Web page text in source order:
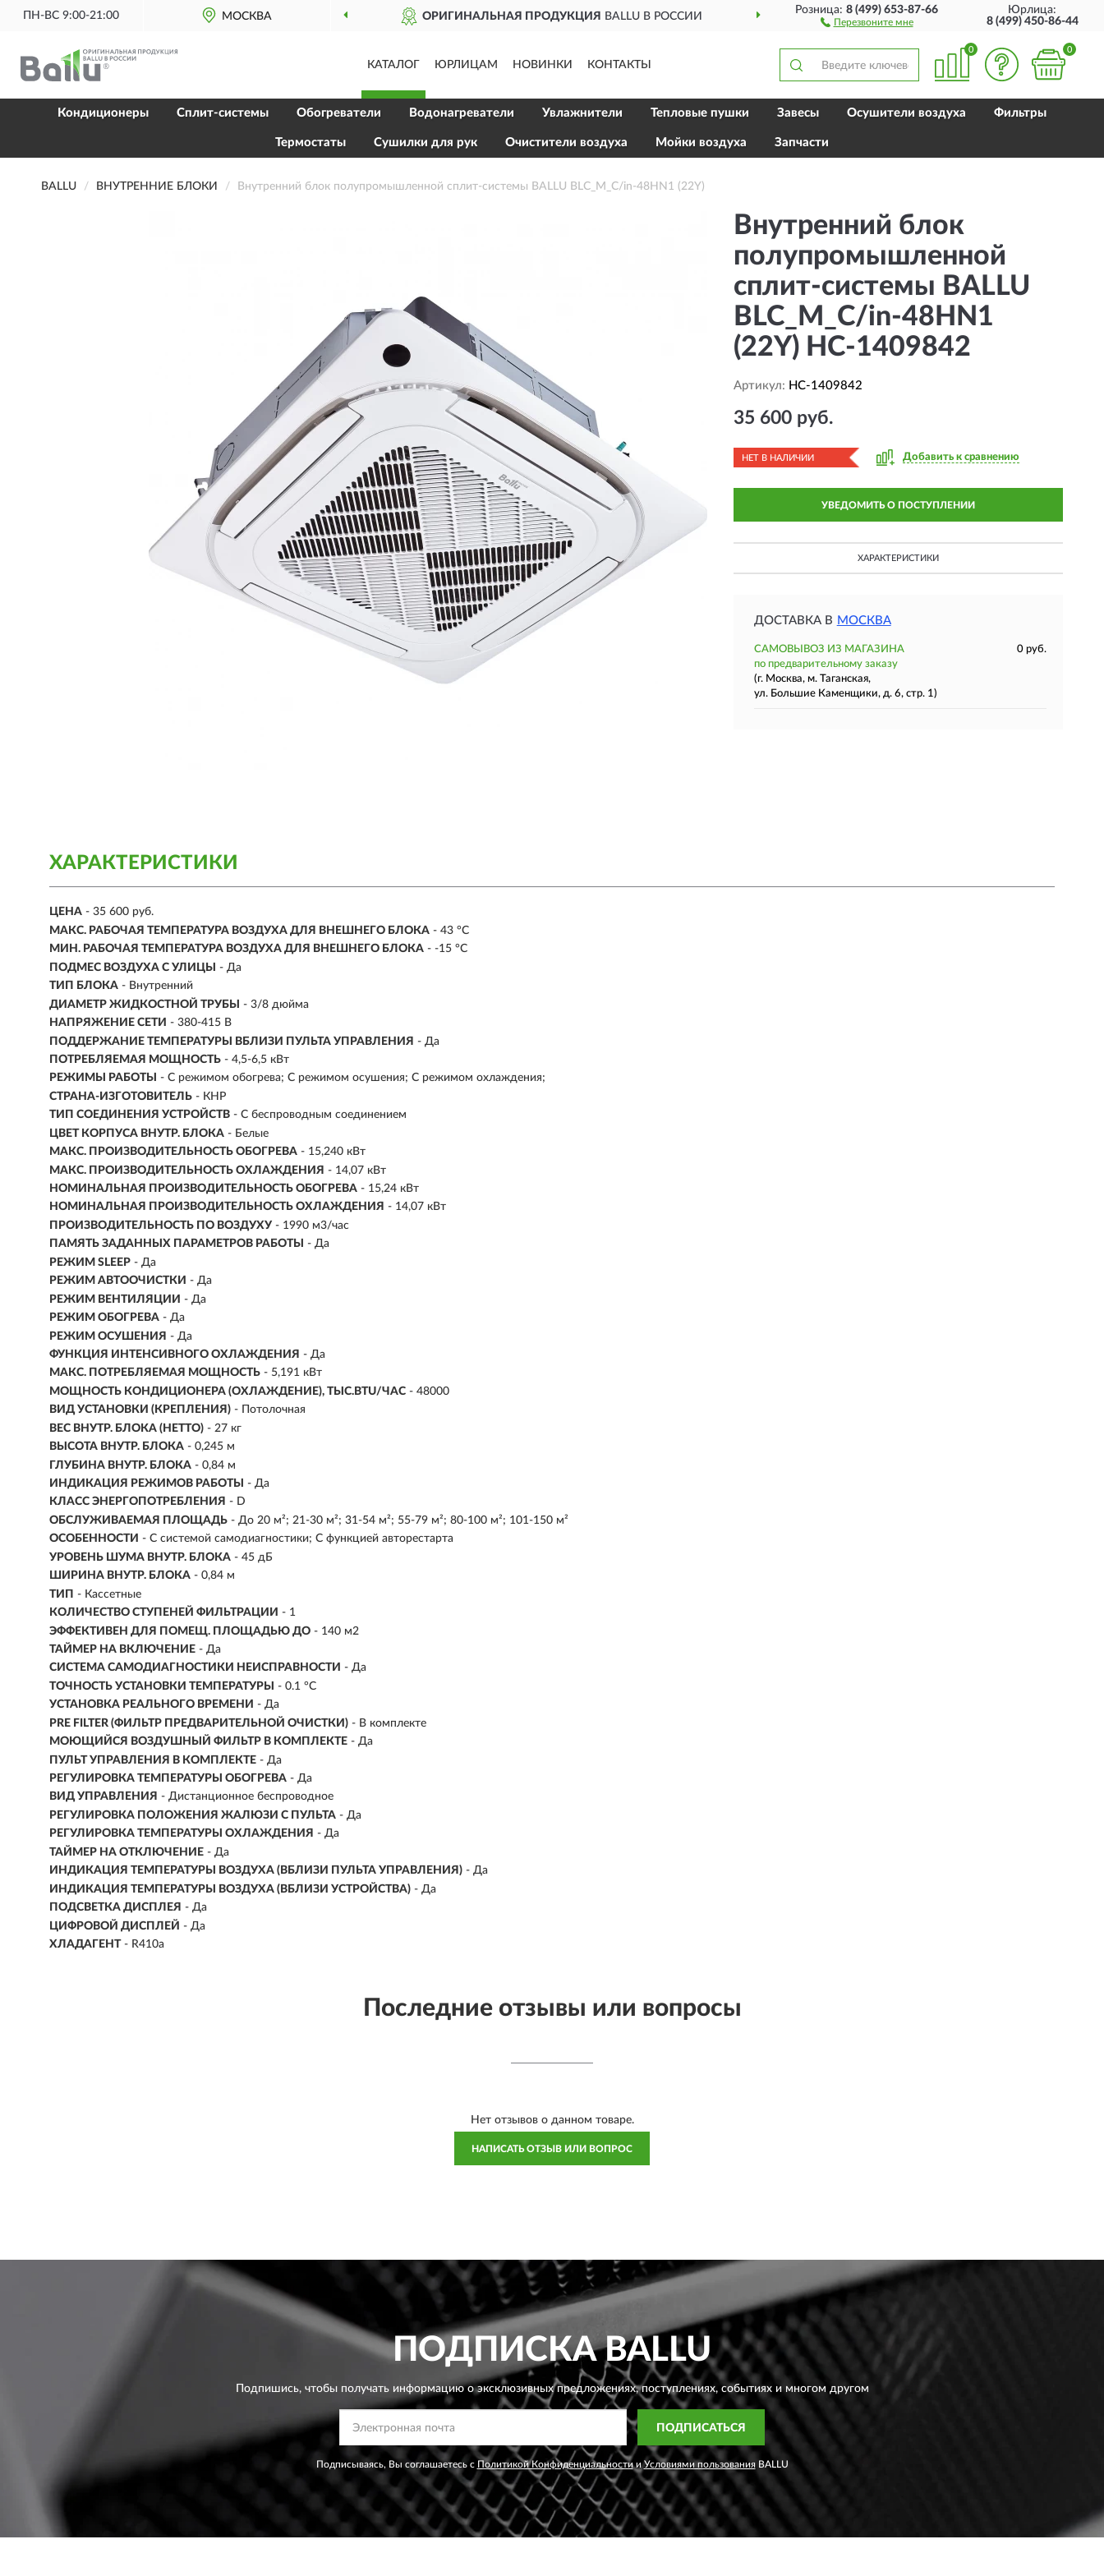
ПН-ВС 9:00-21:00 МОСКВА ОРИГИНАЛЬНАЯ ПРОДУКЦИЯBALLU В РОССИИ ДОСТАВИМ ПО ВСЕЙ РОССИИ
Розница:8 (499) 653-87-66
Перезвоните мне
Юрлица:
8 (499) 450-86-44
КАТАЛОГ ЮРЛИЦАМ НОВИНКИ КОНТАКТЫ
0 0
Кондиционеры Сплит-системы Обогреватели Водонагреватели Увлажнители Тепловые пушки Завесы Осушители воздуха Фильтры
Термостаты Сушилки для рук Очистители воздуха Мойки воздуха Запчасти
BALLU ВНУТРЕННИЕ БЛОКИ Внутренний блок полупромышленной сплит-системы BALLU BLC_M_C/in-48HN1 (22Y)
Внутренний блок
полупромышленной
сплит-системы BALLU
BLC_M_C/in-48HN1
(22Y) HC-1409842
Артикул: HC-1409842
35 600 руб.
НЕТ В НАЛИЧИИ Добавить к сравнению
УВЕДОМИТЬ О ПОСТУПЛЕНИИ
ХАРАКТЕРИСТИКИ
ДОСТАВКА В МОСКВА
САМОВЫВОЗ ИЗ МАГАЗИНА
0 руб.
по предварительному заказу
(г. Москва, м. Таганская,
ул. Большие Каменщики, д. 6, стр. 1)
ХАРАКТЕРИСТИКИ
ЦЕНА - 35 600 руб.
МАКС. РАБОЧАЯ ТЕМПЕРАТУРА ВОЗДУХА ДЛЯ ВНЕШНЕГО БЛОКА - 43 °С
МИН. РАБОЧАЯ ТЕМПЕРАТУРА ВОЗДУХА ДЛЯ ВНЕШНЕГО БЛОКА - -15 °С
ПОДМЕС ВОЗДУХА С УЛИЦЫ
- Да
ТИП БЛОКА - Внутренний
ДИАМЕТР ЖИДКОСТНОЙ ТРУБЫ
- 3/8 дюйма
НАПРЯЖЕНИЕ СЕТИ - 380-415 В
ПОДДЕРЖАНИЕ ТЕМПЕРАТУРЫ ВБЛИЗИ ПУЛЬТА УПРАВЛЕНИЯ - Да
ПОТРЕБЛЯЕМАЯ МОЩНОСТЬ - 4,5-6,5 кВт
РЕЖИМЫ РАБОТЫ
- С режимом обогрева; С режимом осушения; С режимом охлаждения;
СТРАНА-ИЗГОТОВИТЕЛЬ - КНР
ТИП СОЕДИНЕНИЯ УСТРОЙСТВ - С беспроводным соединением
ЦВЕТ КОРПУСА ВНУТР. БЛОКА - Белые
МАКС. ПРОИЗВОДИТЕЛЬНОСТЬ ОБОГРЕВА - 15,240 кВт
МАКС. ПРОИЗВОДИТЕЛЬНОСТЬ ОХЛАЖДЕНИЯ - 14,07 кВт
НОМИНАЛЬНАЯ ПРОИЗВОДИТЕЛЬНОСТЬ ОБОГРЕВА - 15,24 кВт
НОМИНАЛЬНАЯ ПРОИЗВОДИТЕЛЬНОСТЬ ОХЛАЖДЕНИЯ - 14,07 кВт
ПРОИЗВОДИТЕЛЬНОСТЬ ПО ВОЗДУХУ - 1990 м3/час
ПАМЯТЬ ЗАДАННЫХ ПАРАМЕТРОВ РАБОТЫ
- Да
РЕЖИМ SLEEP - Да
РЕЖИМ АВТООЧИСТКИ - Да
РЕЖИМ ВЕНТИЛЯЦИИ - Да
РЕЖИМ ОБОГРЕВА - Да
РЕЖИМ ОСУШЕНИЯ - Да
ФУНКЦИЯ ИНТЕНСИВНОГО ОХЛАЖДЕНИЯ - Да
МАКС. ПОТРЕБЛЯЕМАЯ МОЩНОСТЬ - 5,191 кВт
МОЩНОСТЬ КОНДИЦИОНЕРА (ОХЛАЖДЕНИЕ), ТЫС.BTU/ЧАС - 48000
ВИД УСТАНОВКИ (КРЕПЛЕНИЯ) - Потолочная
ВЕС ВНУТР. БЛОКА (НЕТТО) - 27 кг
ВЫСОТА ВНУТР. БЛОКА - 0,245 м
ГЛУБИНА ВНУТР. БЛОКА - 0,84 м
ИНДИКАЦИЯ РЕЖИМОВ РАБОТЫ
- Да
КЛАСС ЭНЕРГОПОТРЕБЛЕНИЯ - D
ОБСЛУЖИВАЕМАЯ ПЛОЩАДЬ - До 20 м²; 21-30 м²; 31-54 м²; 55-79 м²; 80-100 м²; 101-150 м²
ОСОБЕННОСТИ - С системой самодиагностики; С функцией авторестарта
УРОВЕНЬ ШУМА ВНУТР. БЛОКА - 45 дБ
ШИРИНА ВНУТР. БЛОКА - 0,84 м
ТИП - Кассетные
КОЛИЧЕСТВО СТУПЕНЕЙ ФИЛЬТРАЦИИ - 1
ЭФФЕКТИВЕН ДЛЯ ПОМЕЩ. ПЛОЩАДЬЮ ДО - 140 м2
ТАЙМЕР НА ВКЛЮЧЕНИЕ - Да
СИСТЕМА САМОДИАГНОСТИКИ НЕИСПРАВНОСТИ - Да
ТОЧНОСТЬ УСТАНОВКИ ТЕМПЕРАТУРЫ
- 0.1 °C
УСТАНОВКА РЕАЛЬНОГО ВРЕМЕНИ - Да
PRE FILTER (ФИЛЬТР ПРЕДВАРИТЕЛЬНОЙ ОЧИСТКИ) - В комплекте
МОЮЩИЙСЯ ВОЗДУШНЫЙ ФИЛЬТР В КОМПЛЕКТЕ - Да
ПУЛЬТ УПРАВЛЕНИЯ В КОМПЛЕКТЕ - Да
РЕГУЛИРОВКА ТЕМПЕРАТУРЫ ОБОГРЕВА - Да
ВИД УПРАВЛЕНИЯ - Дистанционное беспроводное
РЕГУЛИРОВКА ПОЛОЖЕНИЯ ЖАЛЮЗИ С ПУЛЬТА - Да
РЕГУЛИРОВКА ТЕМПЕРАТУРЫ ОХЛАЖДЕНИЯ - Да
ТАЙМЕР НА ОТКЛЮЧЕНИЕ - Да
ИНДИКАЦИЯ ТЕМПЕРАТУРЫ ВОЗДУХА (ВБЛИЗИ ПУЛЬТА УПРАВЛЕНИЯ) - Да
ИНДИКАЦИЯ ТЕМПЕРАТУРЫ ВОЗДУХА (ВБЛИЗИ УСТРОЙСТВА) - Да
ПОДСВЕТКА ДИСПЛЕЯ - Да
ЦИФРОВОЙ ДИСПЛЕЙ - Да
ХЛАДАГЕНТ - R410a
Последние отзывы или вопросы
Нет отзывов о данном товаре.
НАПИСАТЬ ОТЗЫВ ИЛИ ВОПРОС
ПОДПИСКАBALLU
Подпишись, чтобы получать информацию о эксклюзивных предложениях,поступлениях, событиях и многом другом
ПОДПИСАТЬСЯ
Подписываясь, Вы соглашаетесь с Политикой Конфиденциальности иУсловиями пользованияBALLU